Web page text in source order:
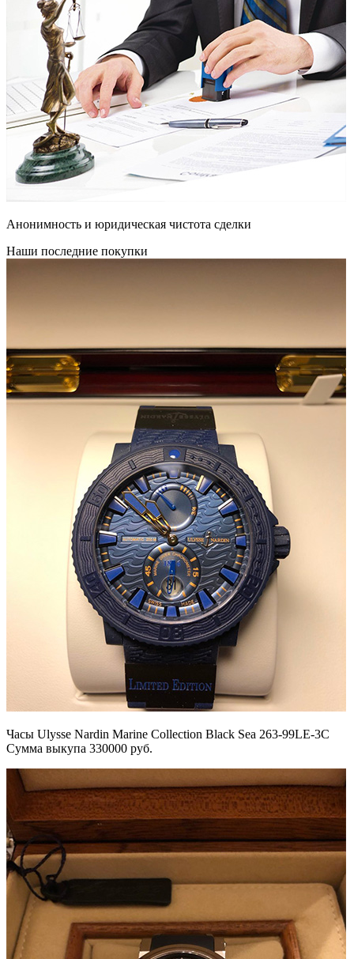
Анонимность и юридическая чистота сделки
Наши последние покупки
Часы Ulysse Nardin Marine Collection Black Sea 263-99LE-3C
Сумма выкупа 330000 руб.